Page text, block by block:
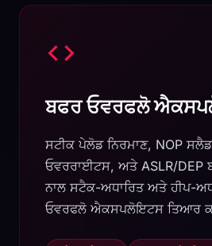
ਬਫਰ ਓਵਰਫਲੋ
ਸਟੀਕ ਪੇਲੋਡ ਨਿਰਮਾਣ, NOP
ਓਵਰਰਾਈਟਸ, ਅਤੇ ASLR/DEP
ਨਾਲ ਸਟੈਕ-ਅਧਾਰਿਤ ਅਤੇ ਹੀਪ-
ਓਵਰਫਲੋ ਐਕਸਪਲੋਇਟਸ ਤਿਆਰ